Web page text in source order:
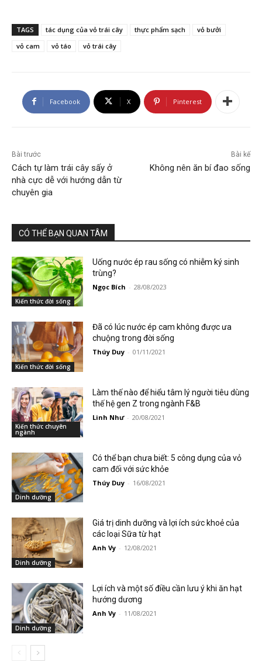
TAGS tác dụng của vỏ trái cây thực phẩm sạch
vỏ bưởi
vỏ cam
vỏ táo vỏ trái cây
Facebook X Pinterest
Bài trước
Cách tự làm trái cây sấy ở
nhà cực dễ với hướng dẫn từ
chuyên gia
Bài kế
Không nên ăn bí đao sống
CÓ THỂ BẠN QUAN TÂM
Kiến thức đời sống
Uống nước ép rau sống có nhiễm ký sinh
trùng?
Ngọc Bích - 28/08/2023
Kiến thức đời sống
Đã có lúc nước ép cam không được ưa
chuộng trong đời sống
Thúy Duy - 01/11/2021
Kiến thức chuyên
ngành
Làm thế nào để hiểu tâm lý người tiêu dùng
thế hệ gen Z trong ngành F&B
Linh Như - 20/08/2021
Dinh dưỡng
Có thể bạn chưa biết: 5 công dụng của vỏ
cam đối với sức khỏe
Thúy Duy - 16/08/2021
Dinh dưỡng
Giá trị dinh dưỡng và lợi ích sức khoẻ của
các loại Sữa từ hạt
Anh Vy - 12/08/2021
Dinh dưỡng
Lợi ích và một số điều cần lưu ý khi ăn hạt
hướng dương
Anh Vy - 11/08/2021